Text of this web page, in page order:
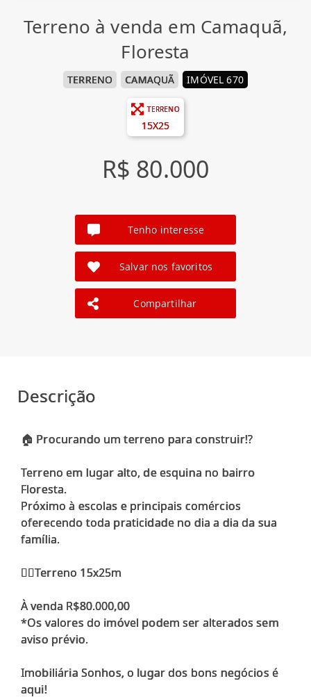
Terreno à venda em Camaquã,
Floresta
TERRENO CAMAQUÃ IMÓVEL 670
TERRENO
15X25
R$ 80.000
Tenho interesse
Salvar nos favoritos
Compartilhar
Descrição
🏠 Procurando um terreno para construir!?
Terreno em lugar alto, de esquina no bairro
Floresta.
Próximo à escolas e principais comércios
oferecendo toda praticidade no dia a dia da sua
família.
👉🏻Terreno 15x25m
À venda R$80.000,00
*Os valores do imóvel podem ser alterados sem
aviso prévio.
Imobiliária Sonhos, o lugar dos bons negócios é
aqui!